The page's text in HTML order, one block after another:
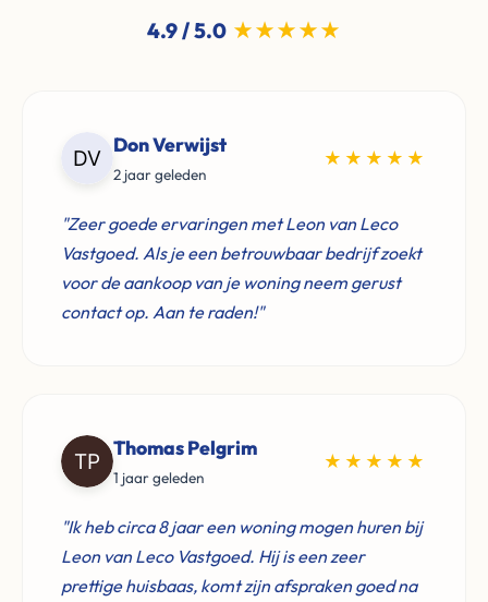
4.9 / 5.0 ★★★★★
Don Verwijst
2 jaar geleden
★★★★★
"Zeer goede ervaringen met Leon van Leco
Vastgoed. Als je een betrouwbaar bedrijf zoekt
voor de aankoop van je woning neem gerust
contact op. Aan te raden!"
Thomas Pelgrim
1 jaar geleden
★★★★★
"Ik heb circa 8 jaar een woning mogen huren bij
Leon van Leco Vastgoed. Hij is een zeer
prettige huisbaas, komt zijn afspraken goed na